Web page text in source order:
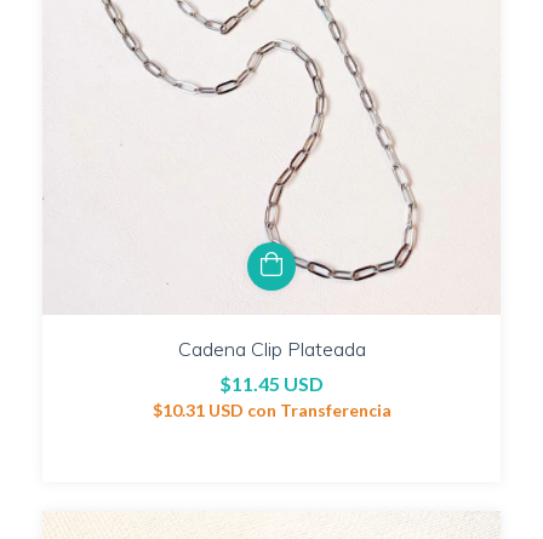
Cadena Clip Plateada
$11.45 USD
$10.31 USD con Transferencia